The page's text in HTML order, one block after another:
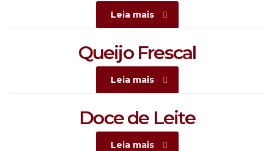
Leia mais
Queijo Frescal
Leia mais
Doce de Leite
Leia mais